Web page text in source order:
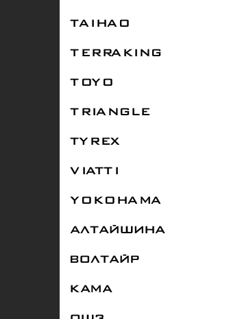
TAIHAO
TERRAKING
TOYO
TRIANGLE
TYREX
VIATTI
YOKOHAMA
АЛТАЙШИНА
ВОЛТАЙР
КАМА